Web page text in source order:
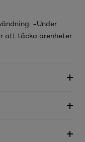
-Under
att täcka orenheter